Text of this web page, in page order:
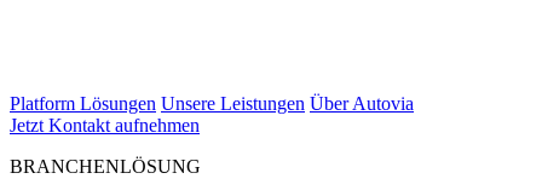
Platform Lösungen Unsere Leistungen Über Autovia
Jetzt Kontakt aufnehmen
BRANCHENLÖSUNG